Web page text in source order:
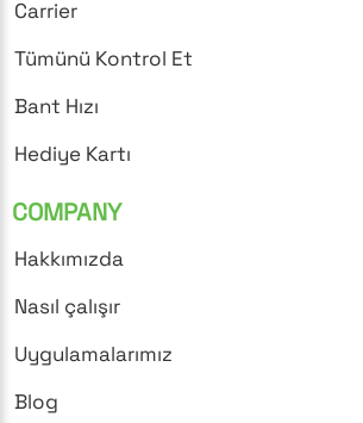
Carrier
Tümünü Kontrol Et
Bant Hızı
Hediye Kartı
COMPANY
Hakkımızda
Nasıl çalışır
Uygulamalarımız
Blog